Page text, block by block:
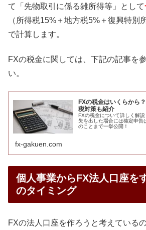
て「先物取引に係る雑所得等」として
（所得税15%＋地方税5%＋復興特別
で計算します。
FXの税金に関しては、下記の記事を
い。
FXの税金はいくらから
税対策も紹介
FXの税金について詳しく解
失を出した場合には確定申告
のことまで一挙公開！
fx-gakuen.com
個人事業からFX法人口座を
のタイミング
FXの法人口座を作ろうと考えている